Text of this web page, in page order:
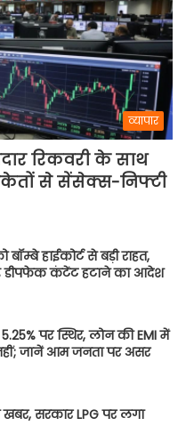
व्यापार
रिकवरी के साथ
से सेंसेक्स-निफ्टी
हाईकोर्ट से बड़ी राहत,
डीपफेक कंटेंट हटाने का आदेश
पर स्थिर, लोन की EMI में
जानें आम जनता पर असर
खबर, सरकार LPG पर लगा